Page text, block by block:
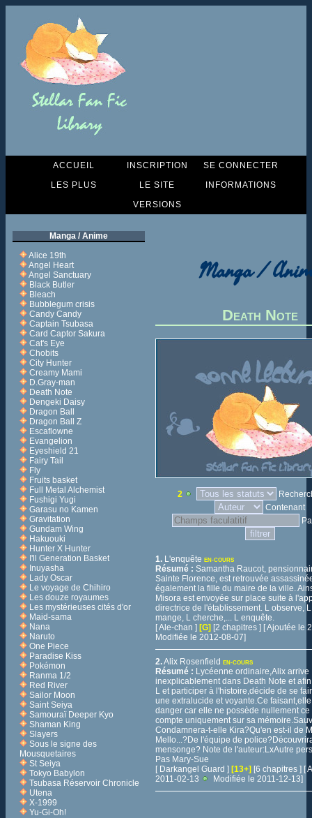
ACCUEIL INSCRIPTION
SE CONNECTER
LES PLUS
LE SITE
INFORMATIONS
VERSIONS
Manga / Anime
Alice 19th
Angel Heart
Angel Sanctuary
Black Butler
Bleach
Bubblegum crisis
Candy Candy
Captain Tsubasa
Card Captor Sakura
Cat's Eye
Chobits
City Hunter
Creamy Mami
D.Gray-man
Death Note
Dengeki Daisy
Dragon Ball
Dragon Ball Z
Escaflowne
Evangelion
Eyeshield 21
Fairy Tail
Fly
Fruits basket
Full Metal Alchemist
Fushigi Yugi
Garasu no Kamen
Gravitation
Gundam Wing
Hakuouki
Hunter X Hunter
I'll Generation Basket
Inuyasha
Lady Oscar
Le voyage de Chihiro
Les douze royaumes
Les mystérieuses cités d'or
Maid-sama
Nana
Naruto
One Piece
Paradise Kiss
Pokémon
Ranma 1/2
Red River
Sailor Moon
Saint Seiya
Samouraï Deeper Kyo
Shaman King
Slayers
Sous le signe des
Mousquetaires
St Seiya
Tokyo Babylon
Tsubasa Réservoir Chronicle
Utena
X-1999
Yu-Gi-Oh!
Manga /
Death Note
2
Contenant
1. L'enquête EN-COURS
Résumé : Samantha Raucot,
Sainte Florence, est retrouvée
également la fille du maire de la ville.
Misora est envoyée sur place suite à
directrice de l'établissement. L observe,
mange, L cherche,... L enquête.
[ Ale-chan ] [G] [2 chapitres ] [ Ajoutée le
Modifiée le 2012-08-07]
2.Alix Rosenfield EN-COURS
Résumé : Lycéenne ordinaire,Alix arrive
inexplicablement dans Death Note et
L et participer à l'histoire,décide de se
une extralucide et voyante.Ce
danger car elle ne possède nullement
compte uniquement sur sa
Condamnera-t-elle Kira?Qu'en est-il de
Mello...?De l'équipe de
mensonge? Note de l'auteur:LxAutre
Pas Mary-Sue
[ Darkangel Guard ] [13+] [6 chapitres ] [
2011-02-13
Modifiée le 2011-12-13]